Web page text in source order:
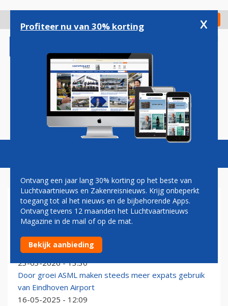
gaan
Check in
Magazine Podcasts Vacatures
EINDHOVEN
Transavia verhuist halfjaar van Eindhoven naar
Maastricht en Weeze
23-03-2026 - 13:30
Door groei ASML maken steeds meer expats gebruik
van Eindhoven Airport
16-05-2025 - 12:09
Profiteer nu van 30% korting x
Ontvang een jaar lang 30% korting op het beste van
Luchtvaartnieuws en Zakenreisnieuws. Krijg onbeperkt
toegang tot al het nieuws en de bijbehorende Apps.
Ontvang tevens 12 maanden het Luchtvaartnieuws
Magazine in de mail of op de mat.
Bekijk aanbieding